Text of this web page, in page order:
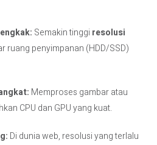
Semakin tinggi resolusi
ruang penyimpanan (HDD/SSD)
Memproses gambar atau
CPU dan GPU yang kuat.
Di dunia web, resolusi yang terlalu